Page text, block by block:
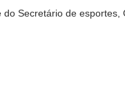
Secretário de esportes,